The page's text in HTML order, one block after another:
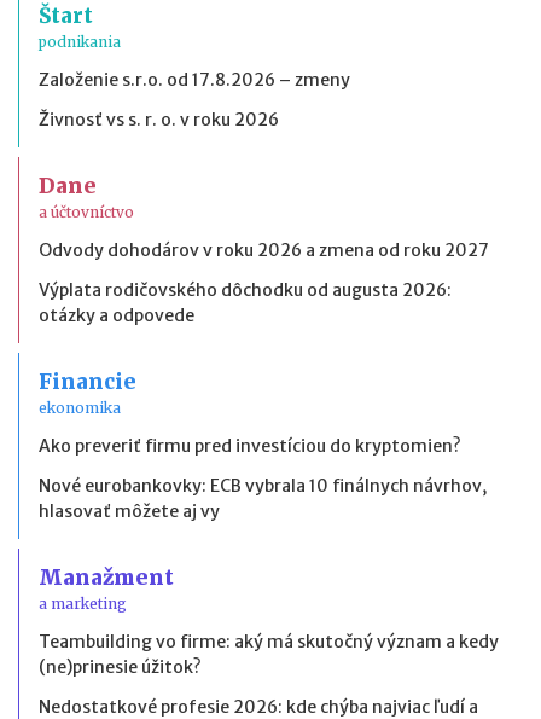
Štart
podnikania
Založenie s.r.o. od 17.8.2026 – zmeny
Živnosť vs s. r. o. v roku 2026
Dane
a účtovníctvo
Odvody dohodárov v roku 2026 a zmena od roku 2027
Výplata rodičovského dôchodku od augusta 2026:
otázky a odpovede
Financie
ekonomika
Ako preveriť firmu pred investíciou do kryptomien?
Nové eurobankovky: ECB vybrala 10 finálnych návrhov,
hlasovať môžete aj vy
Manažment
a marketing
Teambuilding vo firme: aký má skutočný význam a kedy
(ne)prinesie úžitok?
Nedostatkové profesie 2026: kde chýba najviac ľudí a